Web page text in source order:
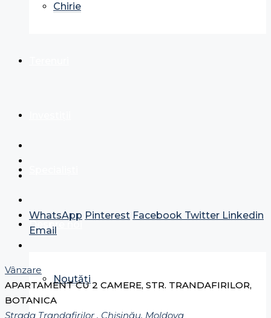
Chirie
Despre noi
Noutăți
WhatsApp Pinterest Facebook Twitter Linkedin
Email
Vânzare
APARTAMENT CU 2 CAMERE, STR. TRANDAFIRILOR,
BOTANICA
Strada Trandafirilor , Chișinău, Moldova